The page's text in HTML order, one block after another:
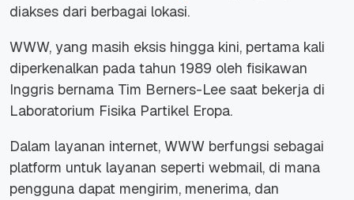
diakses dari berbagai lokasi.
WWW, yang masih eksis hingga kini, pertama kali
diperkenalkan pada tahun 1989 oleh fisikawan
Inggris bernama Tim Berners-Lee saat bekerja di
Laboratorium Fisika Partikel Eropa.
Dalam layanan internet, WWW berfungsi sebagai
platform untuk layanan seperti webmail, di mana
pengguna dapat mengirim, menerima, dan